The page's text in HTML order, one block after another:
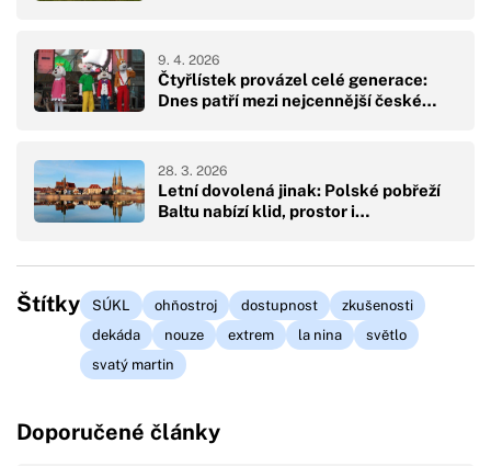
Čtyřlístek provázel celé generace:
Dnes patří mezi nejcennější české…
9. 4. 2026
Letní dovolená jinak: Polské pobřeží
Baltu nabízí klid, prostor i…
28. 3. 2026
Štítky SÚKL ohňostroj dostupnost
zkušenosti
dekáda
nouze extrem la nina
světlo
svatý martin
Doporučené články